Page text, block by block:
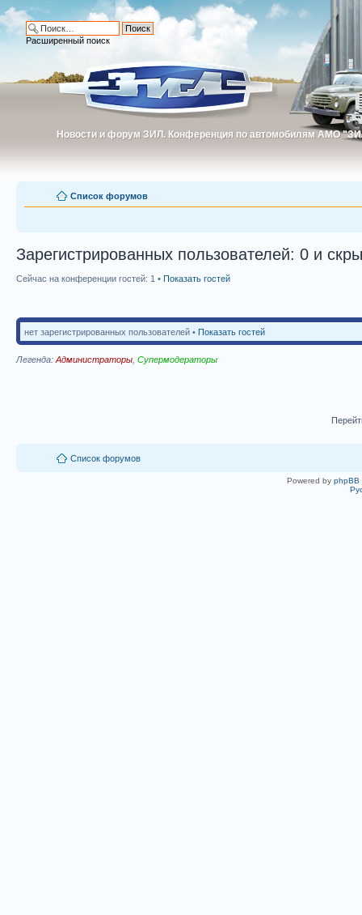
Новости и форум ЗИЛ. Конференция по автомобилям АМО
Новости и форум ЗИЛ. Конференция по автомобилям АМО
Расширенный поиск
Список форумов
Зарегистрированных пользователей: 0 и
Сейчас на конференции гостей: 1 • Показать гостей
нет зарегистрированных пользователей • Показать гостей
Легенда: Администраторы Супермодераторы
Список форумов
Powered by phpBB